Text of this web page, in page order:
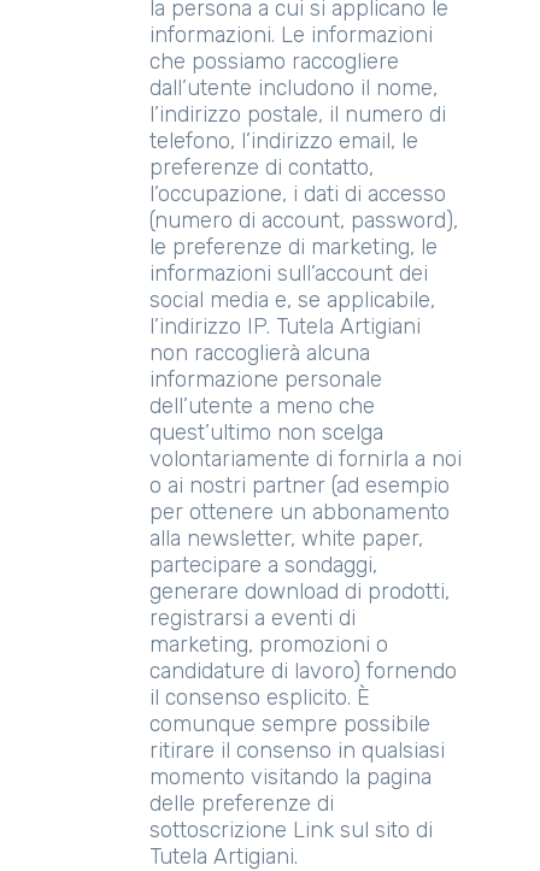
la persona a cui si applicano le
informazioni. Le informazioni
che possiamo raccogliere
dall’utente includono il nome,
l’indirizzo postale, il numero di
telefono, l’indirizzo email, le
preferenze di contatto,
l’occupazione, i dati di accesso
(numero di account, password),
le preferenze di marketing, le
informazioni sull’account dei
social media e, se applicabile,
l’indirizzo IP. Tutela Artigiani
non raccoglierà alcuna
informazione personale
dell’utente a meno che
quest’ultimo non scelga
volontariamente di fornirla a noi
o ai nostri partner (ad esempio
per ottenere un abbonamento
alla newsletter, white paper,
partecipare a sondaggi,
generare download di prodotti,
registrarsi a eventi di
marketing, promozioni o
candidature di lavoro) fornendo
il consenso esplicito. È
comunque sempre possibile
ritirare il consenso in qualsiasi
momento visitando la pagina
delle preferenze di
sottoscrizione Link sul sito di
Tutela Artigiani.